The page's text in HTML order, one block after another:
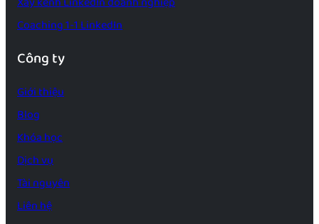
Coaching 1-1 LinkedIn
Công ty
Giới thiệu
Blog
Khóa học
Dịch vụ
Tài nguyên
Liên hệ